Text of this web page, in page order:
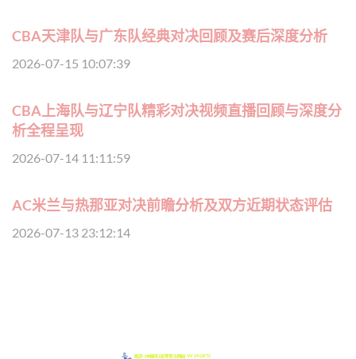
CBA天津队与广东队经典对决回顾及赛后深度分析
2026-07-15 10:07:39
CBA上海队与辽宁队精彩对决视频直播回顾与深度分
析全程呈现
2026-07-14 11:11:59
AC米兰与热那亚对决前瞻分析及双方近期状态评估
2026-07-13 23:12:14